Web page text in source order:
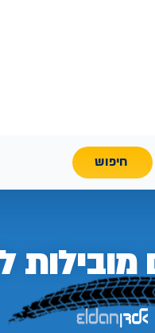
חיפוש
מובילות